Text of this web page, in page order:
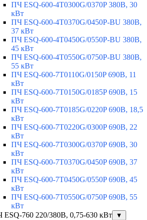
ПЧ ESQ-600-4T0300G/0370P 380В, 30
кВт
ПЧ ESQ-600-4T0370G/0450P-BU 380В,
37 кВт
ПЧ ESQ-600-4T0450G/0550P-BU 380В,
45 кВт
ПЧ ESQ-600-4T0550G/0750P-BU 380В,
55 кВт
ПЧ ESQ-600-7T0110G/0150P 690В, 11
кВт
ПЧ ESQ-600-7T0150G/0185P 690В, 15
кВт
ПЧ ESQ-600-7T0185G/0220P 690В, 18,5
кВт
ПЧ ESQ-600-7T0220G/0300P 690В, 22
кВт
ПЧ ESQ-600-7T0300G/0370P 690В, 30
кВт
ПЧ ESQ-600-7T0370G/0450P 690В, 37
кВт
ПЧ ESQ-600-7T0450G/0550P 690В, 45
кВт
ПЧ ESQ-600-7T0550G/0750P 690В, 55
кВт
ESQ-760 220/380В, 0,75-630 кВт
▼